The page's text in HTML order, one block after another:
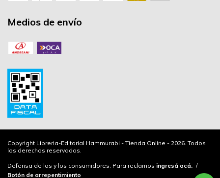
Medios de envío
Copyright Libreria-Editorial Hammurabi - Tienda Online - 2026. Todos
los derechos reservados.
Defensa de las y los consumidores. Para reclamos ingresá acá. /
Botón de arrepentimiento